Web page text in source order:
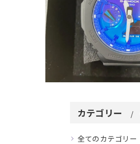
カテゴリー
全てのカテゴリー